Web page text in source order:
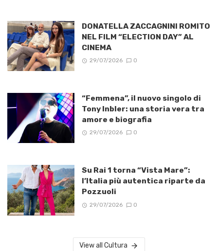
DONATELLA ZACCAGNINI ROMITO
NEL FILM “ELECTION DAY” AL
CINEMA
29/07/2026 0
“Femmena”, il nuovo singolo di
Tony Inbler: una storia vera tra
amore e biografia
29/07/2026 0
Su Rai 1 torna “Vista Mare”:
l’Italia più autentica riparte da
Pozzuoli
29/07/2026 0
View all Cultura